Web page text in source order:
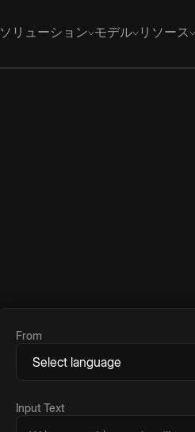
ソリューション モデル リソース
From
Input Text